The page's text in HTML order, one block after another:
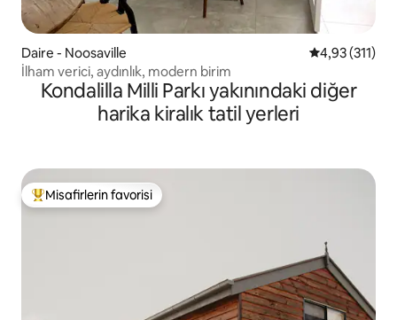
Daire - Noosaville 5 üzerinden
4,93 (311)
İlham verici, aydınlık, modern birim
Kondalilla Milli Parkı yakınındaki diğer
harika kiralık tatil yerleri
Misafirlerin favorilerinden en beğenilenler arasında
Misafirlerin favorisi